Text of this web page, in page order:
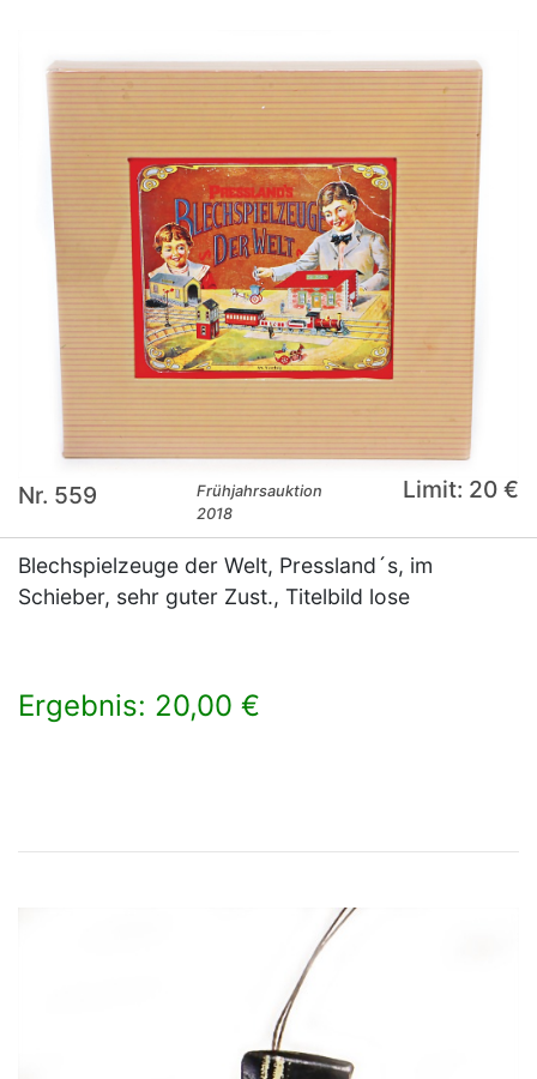
Nr. 559
Frühjahrsauktion
2018
Limit: 20 €
Blechspielzeuge der Welt, Pressland´s, im
Schieber, sehr guter Zust., Titelbild lose
Ergebnis: 20,00 €